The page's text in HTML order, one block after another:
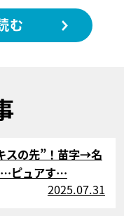
む
スの先”！苗字→名
…ピュアす…
2025.07.31